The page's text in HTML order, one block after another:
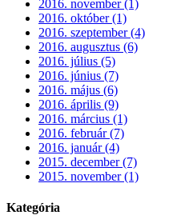
2016. november (1)
2016. október (1)
2016. szeptember (4)
2016. augusztus (6)
2016. július (5)
2016. június (7)
2016. május (6)
2016. április (9)
2016. március (1)
2016. február (7)
2016. január (4)
2015. december (7)
2015. november (1)
Kategória